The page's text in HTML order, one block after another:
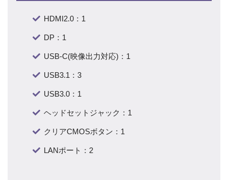
HDMI2.0：1
DP：1
USB-C(映像出力対応)：1
USB3.1：3
USB3.0：1
ヘッドセットジャック：1
クリアCMOSボタン：1
LANポート：2